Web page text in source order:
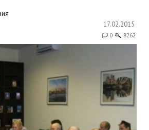
17.02.2015
0 8262